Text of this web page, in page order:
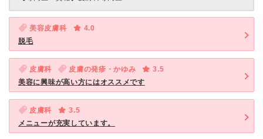
美容皮膚科
4.0
脱毛
皮膚科 皮膚の発疹・かゆみ
3.5
美容に興味が高い方にはオススメです
皮膚科
3.5
メニューが充実しています。